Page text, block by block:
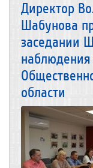
Директор
Шабунова
заседании
области